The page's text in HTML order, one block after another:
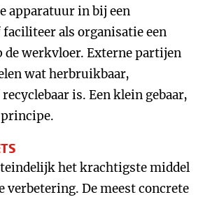
apparatuur in bij een
als organisatie een
werkvloer. Externe partijen
wat herbruikbaar,
is. Een klein gebaar,
het krachtigste middel
verbetering. De meest concrete